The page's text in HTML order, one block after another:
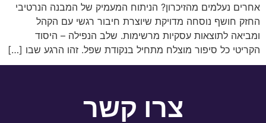
אחרים נעלמים מהזיכרון? הניתוח המעמיק של המבנה הנרטיבי
החזק חושף נוסחה מדויקת שיוצרת חיבור רגשי עם הקהל
ומביאה לתוצאות עסקיות מרשימות. שלב הנפילה – היסוד
הקריטי כל סיפור מוצלח מתחיל בנקודת שפל. זהו הרגע שבו […]
צרו קשר